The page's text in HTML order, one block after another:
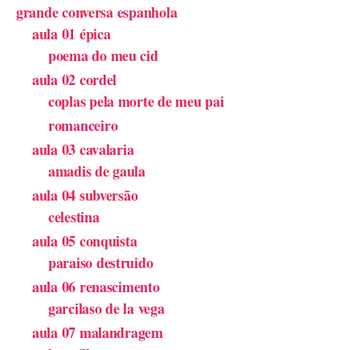
grande conversa espanhola
aula 01 épica
poema do meu cid
aula 02 cordel
coplas pela morte de meu pai
romanceiro
aula 03 cavalaria
amadis de gaula
aula 04 subversão
celestina
aula 05 conquista
paraiso destruido
aula 06 renascimento
garcilaso de la vega
aula 07 malandragem